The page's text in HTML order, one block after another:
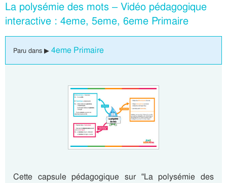
La polysémie des mots – Vidéo pédagogique
interactive : 4eme, 5eme, 6eme Primaire
Paru dans ▶ 4eme Primaire
Cette capsule pédagogique sur “La polysémie des